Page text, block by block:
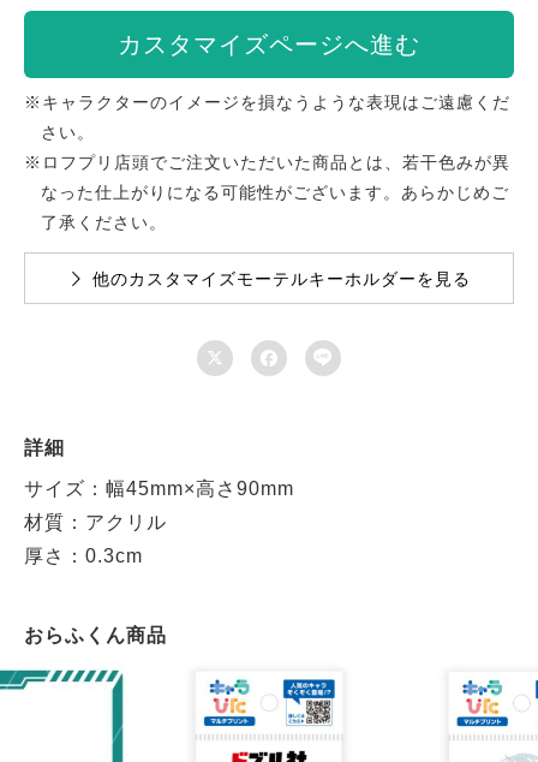
カスタマイズページへ進む
※キャラクターのイメージを損なうような表現はご遠慮くだ
さい。
※ロフプリ店頭でご注文いただいた商品とは、若干色みが異
なった仕上がりになる可能性がございます。あらかじめご
了承ください。
他のカスタマイズモーテルキーホルダーを見る
  
詳細
サイズ：幅45mm×高さ90mm
材質：アクリル
厚さ：0.3cm
おらふくん商品